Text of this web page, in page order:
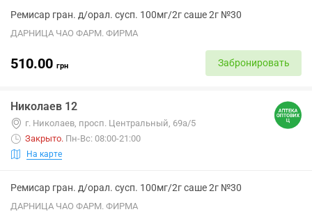
Ремисар гран. д/орал. сусп. 100мг/2г саше 2г №30
ДАРНИЦА ЧАО ФАРМ. ФИРМА
510.00 грн Забронировать
Николаев 12
г. Николаев, просп. Центральный, 69а/5
Закрыто. Пн-Вс: 08:00-21:00
На карте
Ремисар гран. д/орал. сусп. 100мг/2г саше 2г №30
ДАРНИЦА ЧАО ФАРМ. ФИРМА